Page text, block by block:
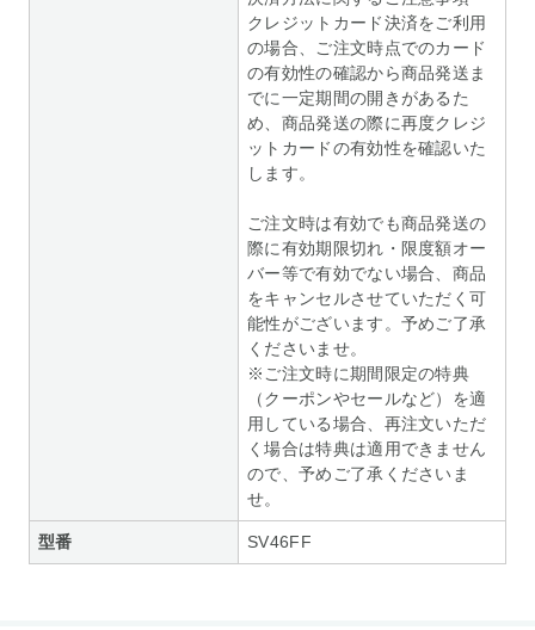
クレジットカード決済をご利用
の場合、ご注文時点でのカード
の有効性の確認から商品発送ま
でに一定期間の開きがあるた
め、商品発送の際に再度クレジ
ットカードの有効性を確認いた
します。
ご注文時は有効でも商品発送の
際に有効期限切れ・限度額オー
バー等で有効でない場合、商品
をキャンセルさせていただく可
能性がございます。予めご了承
くださいませ。
※ご注文時に期間限定の特典
（クーポンやセールなど）を適
用している場合、再注文いただ
く場合は特典は適用できません
ので、予めご了承くださいま
せ。
型番 SV46FF